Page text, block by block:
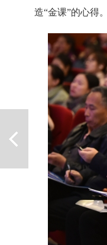
造“金课”的心得。